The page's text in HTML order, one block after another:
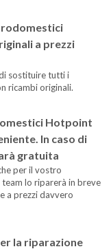
a prezzi
sostituire tutti i
ricambi originali.
Hotpoint
In caso di
gratuita
per il vostro
lo riparerà in breve
a prezzi davvero
la riparazione